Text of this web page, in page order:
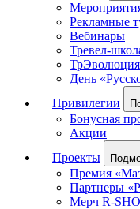
Рекламные
Вебинары
Тревел-
ТрЭволюция
День
Привилегии
Бонусная
Акции
Проекты
Премия
Партнеры
Мерч R-